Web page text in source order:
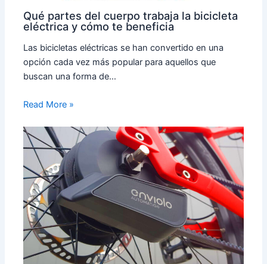
Qué partes del cuerpo trabaja la bicicleta
eléctrica y cómo te beneficia
Las bicicletas eléctricas se han convertido en una
opción cada vez más popular para aquellos que
buscan una forma de…
Read More »